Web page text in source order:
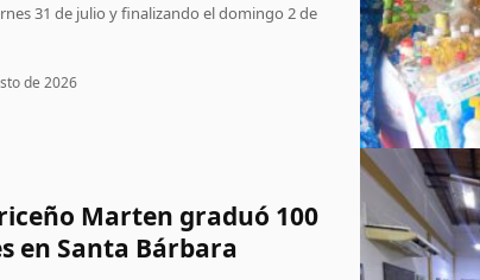
31 de julio y finalizando el domingo 2 de
de 2026
Marten graduó 100
en Santa Bárbara